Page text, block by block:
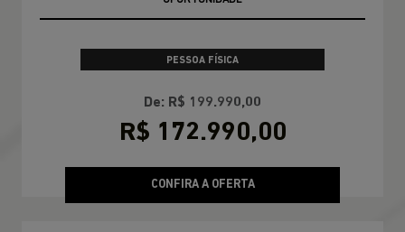
PESSOA FÍSICA
De: R$ 199.990,00
R$ 172.990,00
CONFIRA A OFERTA